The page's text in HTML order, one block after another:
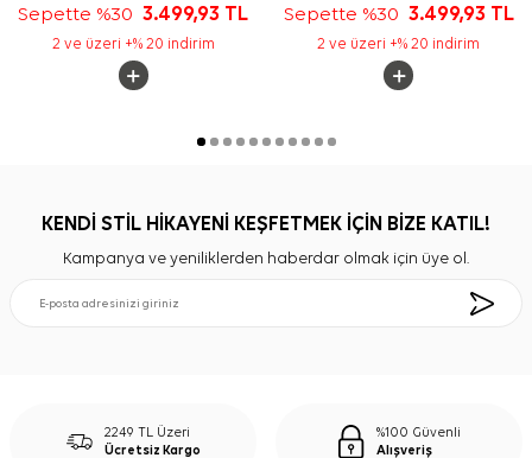
Sepette %303.499,93 TL
2 ve üzeri +% 20 indirim
Sepette %30 3.499,93 TL
2 ve üzeri +% 20 indirim
KENDİ STİL HİKAYENİ KEŞFETMEK İÇİN BİZE KATIL!
Kampanya ve yeniliklerden haberdar olmak için üye ol.
2249 TL Üzeri
Ücretsiz Kargo
%100 Güvenli
Alışveriş